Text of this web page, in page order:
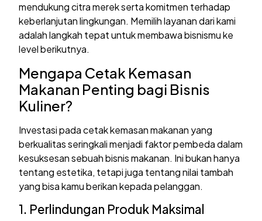
mendukung citra merek serta komitmen terhadap
keberlanjutan lingkungan. Memilih layanan dari kami
adalah langkah tepat untuk membawa bisnismu ke
level berikutnya.
Mengapa Cetak Kemasan
Makanan Penting bagi Bisnis
Kuliner?
Investasi pada cetak kemasan makanan yang
berkualitas seringkali menjadi faktor pembeda dalam
kesuksesan sebuah bisnis makanan. Ini bukan hanya
tentang estetika, tetapi juga tentang nilai tambah
yang bisa kamu berikan kepada pelanggan.
1. Perlindungan Produk Maksimal